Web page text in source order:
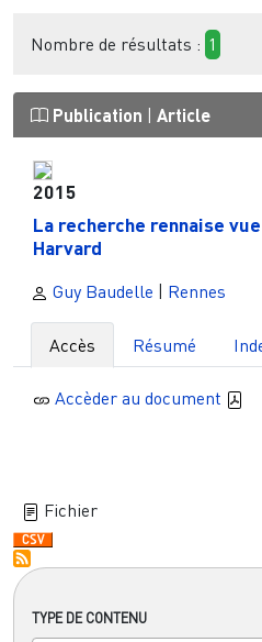
TYPE DE CONTENU
Nombre de résultats : 1
Publication Article
2015
La recherche rennaise
Harvard
Guy Baudelle Rennes
Accès Résumé
Accèder au document
Fichier